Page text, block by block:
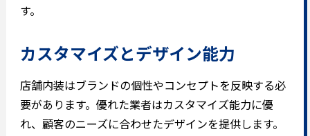
す。
カスタマイズとデザイン能力
店舗内装はブランドの個性やコンセプトを反映する必
要があります。優れた業者はカスタマイズ能力に優
れ、顧客のニーズに合わせたデザインを提供します。